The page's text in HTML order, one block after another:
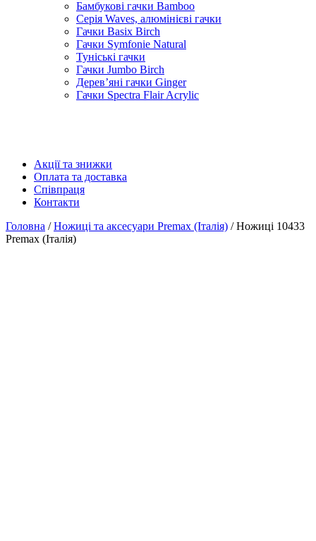
Бамбукові гачки Bamboo
Серія Waves, алюмінієві гачки
Гачки Basix Birch
Гачки Symfonie Natural
Туніські гачки
Гачки Jumbo Birch
Дерев’яні гачки Ginger
Гачки Spectra Flair Acrylic
Акції та знижки
Оплата та доставка
Співпраця
Контакти
Головна /Ножиці та аксесуари Premax (Італія) / Ножиці 10433
Premax (Італія)